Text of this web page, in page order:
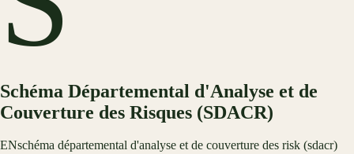
Schéma Départemental d'Analyse et de
Couverture des Risques (SDACR)
ENschéma départemental d'analyse et de couverture des risk (sdacr)